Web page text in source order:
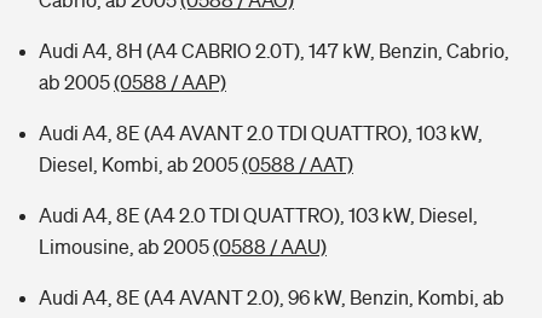
Audi A4, 8H (A4 CABRIO 2.0T), 147 kW, Benzin, Cabrio,
ab 2005(0588 / AAP)
Audi A4, 8E (A4 AVANT 2.0 TDI QUATTRO), 103 kW,
Diesel, Kombi, ab 2005(0588 / AAT)
Audi A4, 8E (A4 2.0 TDI QUATTRO), 103 kW, Diesel,
Limousine, ab 2005(0588 / AAU)
Audi A4, 8E (A4 AVANT 2.0), 96 kW, Benzin, Kombi, ab